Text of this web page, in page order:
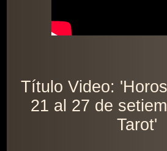
Título Video:
21 al 27 de
Tarot'